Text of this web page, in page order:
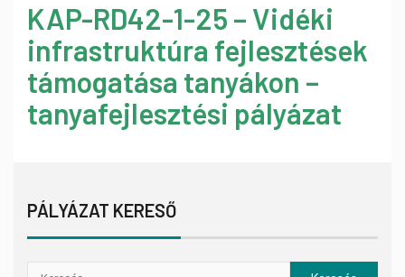
KAP-RD42-1-25 – Vidéki
infrastruktúra fejlesztések
támogatása tanyákon –
tanyafejlesztési pályázat
PÁLYÁZAT KERESŐ